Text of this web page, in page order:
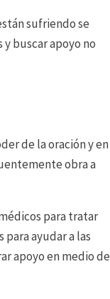
sufriendo se
ybuscarapoyo no
de la oración y en
obra a
para tratar
ayudar a las
apoyo en medio de